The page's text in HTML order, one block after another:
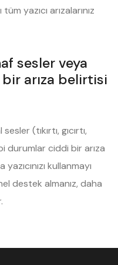
yazıcı arızalarınız
sesler veya
arıza belirtisi
(tıkırtı, gıcırtı,
durumlar ciddi bir arıza
kullanmayı
destek almanız, daha